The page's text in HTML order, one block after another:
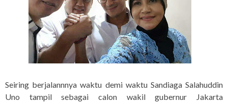
Seiring berjalannnya waktu demi waktu Sandiaga Salahuddin
Uno tampil sebagai calon wakil gubernur Jakarta